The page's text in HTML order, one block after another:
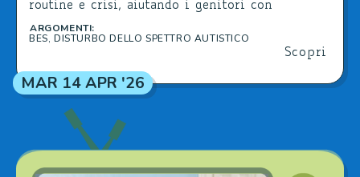
routine e crisi, aiutando i genitori con
strumenti concreti e sostenibili.
ARGOMENTI:
BES,DISTURBO DELLO SPETTRO AUTISTICO
Scopri
MAR 14 APR '26